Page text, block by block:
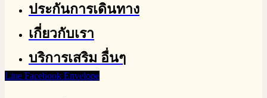
ประกันการเดินทาง
เกี่ยวกับเรา
บริการเสริม อื่นๆ
Line Facebook Envelope